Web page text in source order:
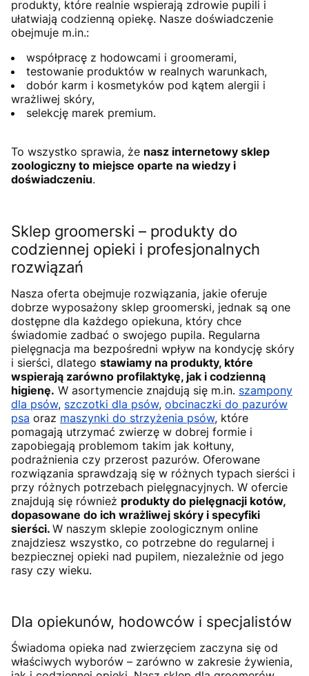
produkty, które realnie wspierają zdrowie pupili i
ułatwiają codzienną opiekę. Nasze doświadczenie
obejmuje m.in.:
współpracę z hodowcami i groomerami,
testowanie produktów w realnych warunkach,
dobór karm i kosmetyków pod kątem alergii i
wrażliwej skóry,
selekcję marek premium.
To wszystko sprawia, że nasz internetowy sklep
zoologiczny to miejsce oparte na wiedzy i
doświadczeniu.
Sklep groomerski – produkty do
codziennej opieki i profesjonalnych
rozwiązań
Nasza oferta obejmuje rozwiązania, jakie oferuje
dobrze wyposażony sklep groomerski, jednak są one
dostępne dla każdego opiekuna, który chce
świadomie zadbać o swojego pupila. Regularna
pielęgnacja ma bezpośredni wpływ na kondycję skóry
i sierści, dlatego stawiamy na produkty, które
wspierają zarówno profilaktykę, jak i codzienną
higienę. W asortymencie znajdują się m.in. szampony
dla psów, szczotki dla psów, obcinaczki do pazurów
psa oraz maszynki do strzyżenia psów, które
pomagają utrzymać zwierzę w dobrej formie i
zapobiegają problemom takim jak kołtuny,
podrażnienia czy przerost pazurów. Oferowane
rozwiązania sprawdzają się w różnych typach sierści i
przy różnych potrzebach pielęgnacyjnych. W ofercie
znajdują się również produkty do pielęgnacji kotów,
dopasowane do ich wrażliwej skóry i specyfiki
sierści. W naszym sklepie zoologicznym online
znajdziesz wszystko, co potrzebne do regularnej i
bezpiecznej opieki nad pupilem, niezależnie od jego
rasy czy wieku.
Dla opiekunów, hodowców i specjalistów
Świadoma opieka nad zwierzęciem zaczyna się od
właściwych wyborów – zarówno w zakresie żywienia,